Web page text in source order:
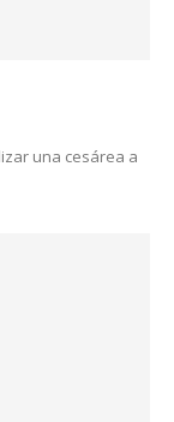
una cesárea a